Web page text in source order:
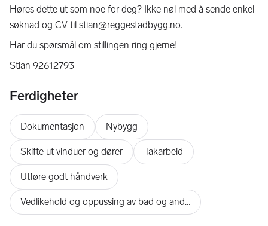
Høres dette ut som noe for deg? Ikke nøl med å sende enkel
søknad og CV til stian@reggestadbygg.no.
Har du spørsmål om stillingen ring gjerne!
Stian 92612793
Ferdigheter
Dokumentasjon Nybygg
Skifte ut vinduer og dører Takarbeid
Utføre godt håndverk
Vedlikehold og oppussing av bad og andre våtrom